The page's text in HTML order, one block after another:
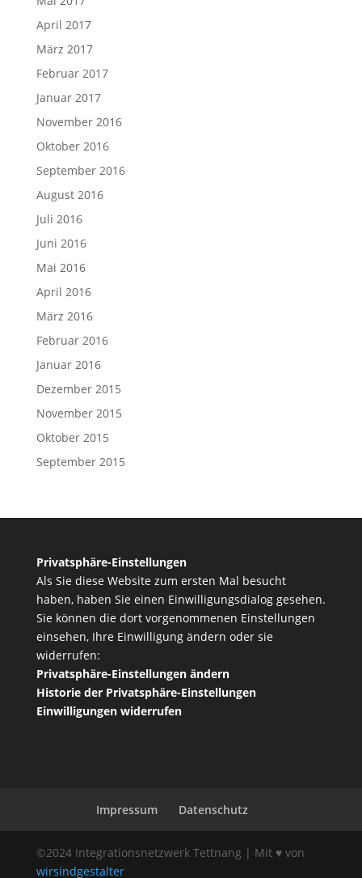
April 2017
März 2017
Februar 2017
Januar 2017
November 2016
Oktober 2016
September 2016
August 2016
Juli 2016
Juni 2016
Mai 2016
April 2016
März 2016
Februar 2016
Januar 2016
Dezember 2015
November 2015
Oktober 2015
September 2015
Privatsphäre-Einstellungen
Als Sie diese Website zum ersten Mal besucht
haben, haben Sie einen Einwilligungsdialog gesehen.
Sie können die dort vorgenommenen Einstellungen
einsehen, Ihre Einwilligung ändern oder sie
widerrufen:
Privatsphäre-Einstellungen ändern
Historie der Privatsphäre-Einstellungen
Einwilligungen widerrufen
Impressum Datenschutz
©2024 Integrationsnetzwerk Tettnang | Mit ♥ von
wirsindgestalter